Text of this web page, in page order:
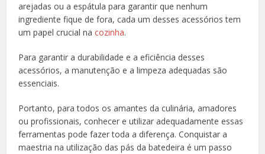
arejadas ou a espátula para garantir que nenhum
ingrediente fique de fora, cada um desses acessórios tem
um papel crucial nacozinha.
Para garantir a durabilidade e a eficiência desses
acessórios, a manutenção e a limpeza adequadas são
essenciais.
Portanto, para todos os amantes da culinária, amadores
ou profissionais, conhecer e utilizar adequadamente essas
ferramentas pode fazer toda a diferença. Conquistar a
maestria na utilização das pás da batedeira é um passo